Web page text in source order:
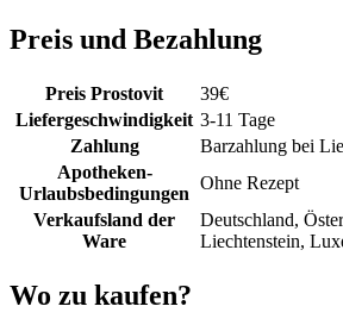
Preis und Bezahlung
Preis Prostovit 39€
Liefergeschwindigkeit 3-11 Tage
Zahlung
Barzahlung bei
Apotheken-
Urlaubsbedingungen
Ohne Rezept
Verkaufsland der
Ware
Deutschland,
Liechtenstein,
Wo zu kaufen?